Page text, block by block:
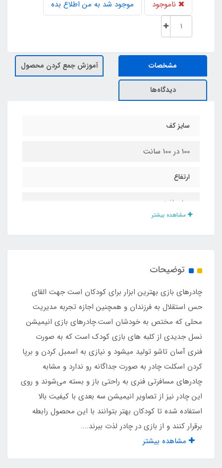
ناموجود موجود شد به من اطلاع بده
مشخصات آموزش جمع کردن محصول
دیدگاه‌ها
سایز کف
100 در 100 سانت
ارتفاع
100 سانت
پلی استر پشت نقره ضد آب
5 سال
قفل چنگالی درب
دارد
قفل چنگالی پنجره
مشاهده بیشتر
توضیحات
چادرهای بازی بهترین ابزار برای کودکان است جهت القای
حس استقلال به فرزندان و همچنین اجازه تجربه مدیریت
محلی که مختص به خودشان است.چادرهای بازی انیمیشن
نسل جدیدی از کلبه های بازی کودک است که به صورت
فنری آسان تاشو تولید میشود و نیازی به اسمبل کردن و برپا
کردن اسکلت چادر به صورت جداگانه رو ندارد و مشابه
چادرهای مسافرتی فنری به راحتی باز و بسته می‌شوند و روی
این چادر نیز از تصاویر انیمیشن سه بعدی با کیفیت بالا
استفاده شده تا کودکان بهتر بتوانند با این محصول رابطه
برقرار کنند و از بازی در چادر لذت ببرند....
مشاهده بیشتر